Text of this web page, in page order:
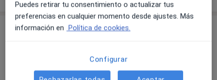
Consultas (2)
Puedes retirar tu consentimiento o actualizar tus
preferencias en cualquier momento desde ajustes. Más
información en Política de cookies.
Configurar